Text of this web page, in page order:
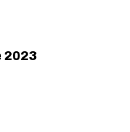
2023